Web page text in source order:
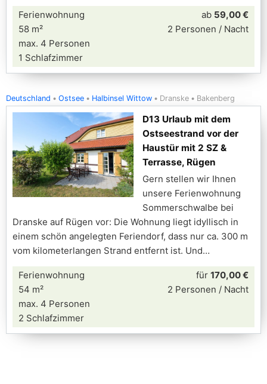
Ferienwohnung
58 m²
max. 4 Personen
1 Schlafzimmer
ab 59,00 €
2 Personen / Nacht
Deutschland Ostsee Halbinsel Wittow Dranske Bakenberg
D13 Urlaub mit dem
Ostseestrand vor der
Haustür mit 2 SZ &
Terrasse, Rügen
Gern stellen wir Ihnen
unsere Ferienwohnung
Sommerschwalbe bei
Dranske auf Rügen vor: Die Wohnung liegt idyllisch in
einem schön angelegten Feriendorf, dass nur ca. 300 m
vom kilometerlangen Strand entfernt ist. Und
Ferienwohnung
54 m²
max. 4 Personen
2 Schlafzimmer
für 170,00 €
2 Personen / Nacht